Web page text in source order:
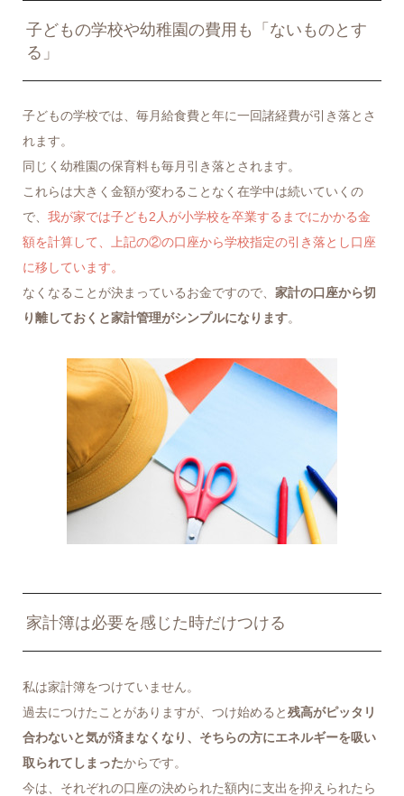
子どもの学校や幼稚園の費用も「ないものとす
る」
子どもの学校では、毎月給食費と年に一回諸経費が引き落とさ
れます。
同じく幼稚園の保育料も毎月引き落とされます。
これらは大きく金額が変わることなく在学中は続いていくの
で、 我が家では子ども2人が小学校を卒業するまでにかかる金
額を計算して、上記の②の口座から学校指定の引き落とし口座
に移しています。
なくなることが決まっているお金ですので、 家計の口座から切
り離しておくと家計管理がシンプルになります。
家計簿は必要を感じた時だけつける
私は家計簿をつけていません。
過去につけたことがありますが、つけ始めると残高がピッタリ
合わないと気が済まなくなり、そちらの方にエネルギーを吸い
取られてしまったからです。
今は、それぞれの口座の決められた額内に支出を抑えられたら